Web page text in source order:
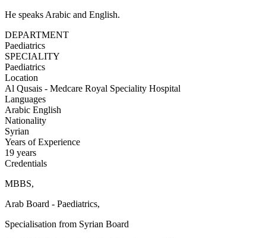
He speaks Arabic and English.
DEPARTMENT
Paediatrics
SPECIALITY
Paediatrics
Location
Al Qusais - Medcare Royal Speciality Hospital
Languages
Arabic English
Nationality
Syrian
Years of Experience
19 years
Credentials
MBBS,
Arab Board - Paediatrics,
Specialisation from Syrian Board